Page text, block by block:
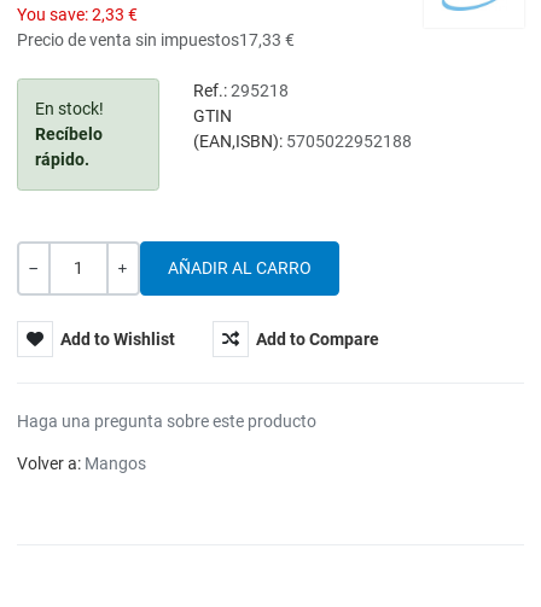
You save:2,33 €
Precio de venta sin impuestos17,33 €
En stock!
Recíbelo
rápido.
Ref.: 295218
GTIN
(EAN,ISBN): 5705022952188
Cantidad
Add to Wishlist Add to Compare
Haga una pregunta sobre este producto
Volver a: Mangos